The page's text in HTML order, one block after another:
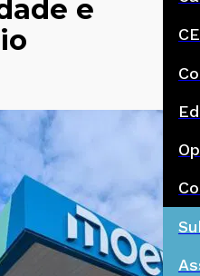
e